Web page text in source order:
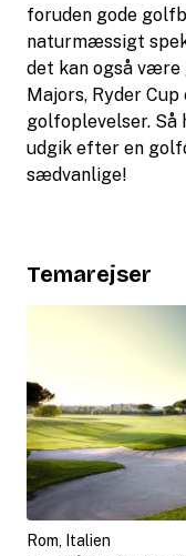
foruden gode
naturmæssigt
det kan også være
Majors, Ryder
golfoplevelser. Så
udgik efter en
sædvanlige!
Temarejser
Rom, Italien